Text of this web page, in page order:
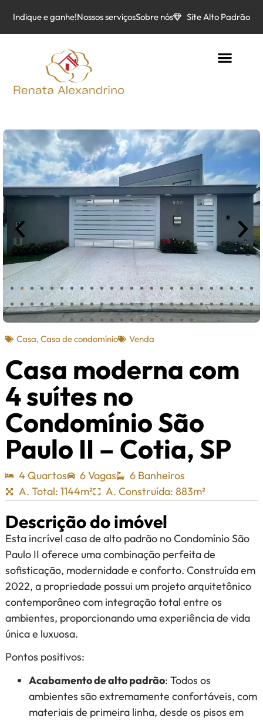
Indique e ganhe!Nossos serviçosSobre nós Site Alto Padrão
Casa, Casa de condomínio Venda
Casa moderna com
4 suítes no
Condomínio São
Paulo II – Cotia, SP
4 Quartos 6 Vagas
6 Banheiros
A. Total: 1144m²
A. Construída: 883m²
Descrição do imóvel
Esta incrível casa de alto padrão no Condomínio São
Paulo II oferece uma combinação perfeita de
sofisticação, modernidade e conforto. Construída em
2022, a propriedade possui um projeto arquitetônico
contemporâneo com integração total entre os
ambientes, proporcionando uma experiência de vida
única e luxuosa.
Pontos positivos:
Acabamento de alto padrão: Todos os
ambientes são extremamente confortáveis, com
materiais de primeira linha, desde os pisos em